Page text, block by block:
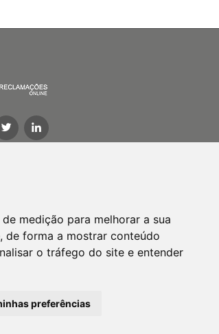
medição para melhorar a sua
de forma a mostrar conteúdo
o tráfego do site e entender
preferências